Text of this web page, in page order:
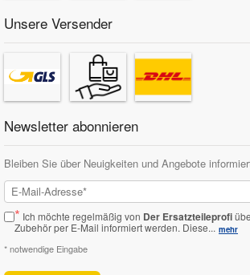
Unsere Versender
Newsletter abonnieren
Bleiben Sie über Neuigkeiten und Angebote
* Ich möchte regelmäßig von Der Ersatzteileprofi
Zubehör per E-Mail informiert werden. Diese... mehr
* notwendige Eingabe